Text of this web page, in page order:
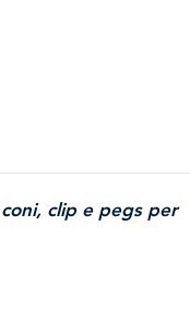
clip e pegs per